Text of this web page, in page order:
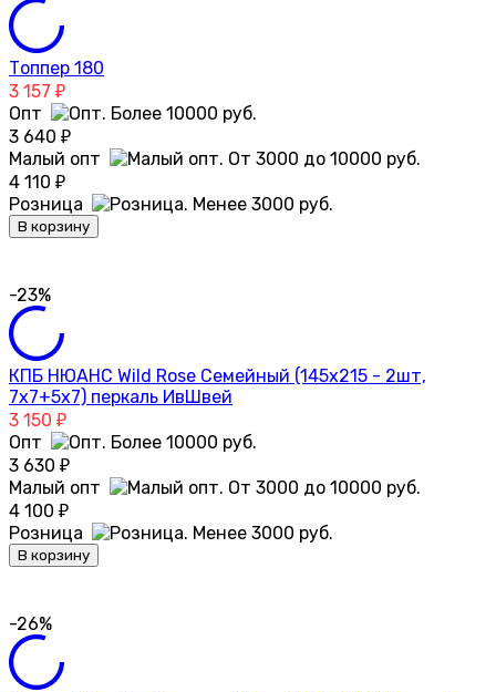
Топпер 180
3 157 ₽
Опт
3 640 ₽
Малый опт
4 110 ₽
Розница
В корзину
-23%
КПБ НЮАНС Wild Rose Семейный (145х215 - 2шт,
7х7+5х7) перкаль ИвШвей
3 150 ₽
Опт
3 630 ₽
Малый опт
4 100 ₽
Розница
В корзину
-26%